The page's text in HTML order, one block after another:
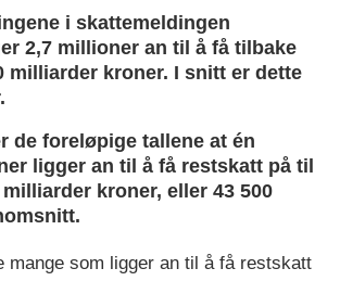
i skattemeldingen
2,7 millioner an til å få tilbake
milliarder kroner. I snitt er dette
de foreløpige tallene at én
ligger an til å få restskatt på til
kroner, eller 43 500
mange som ligger an til å få restskatt